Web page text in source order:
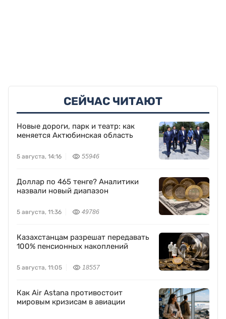
СЕЙЧАС ЧИТАЮТ
Новые дороги, парк и театр: как
меняется Актюбинская область
5 августа, 14:16 55946
Доллар по 465 тенге? Аналитики
назвали новый диапазон
5 августа, 11:36 49786
Казахстанцам разрешат передавать
100% пенсионных накоплений
5 августа, 11:05 18557
Как Air Astana противостоит
мировым кризисам в авиации